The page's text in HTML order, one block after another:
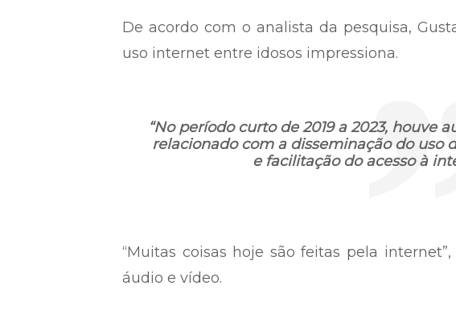
De acordo com o analista da pesquisa,
uso internet entre idosos impressiona.
“No período curto de 2019 a 2023, houve
relacionado com a disseminação do uso
e facilitação do acesso à
“Muitas coisas hoje são feitas pela
áudio e vídeo.